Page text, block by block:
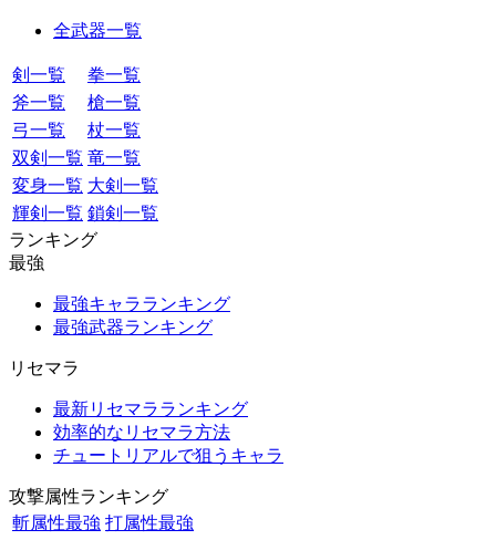
全武器一覧
剣一覧
拳一覧
斧一覧
槍一覧
弓一覧
杖一覧
双剣一覧 竜一覧
変身一覧 大剣一覧
輝剣一覧 鎖剣一覧
ランキング
最強
最強キャラランキング
最強武器ランキング
リセマラ
最新リセマラランキング
効率的なリセマラ方法
チュートリアルで狙うキャラ
攻撃属性ランキング
斬属性最強 打属性最強